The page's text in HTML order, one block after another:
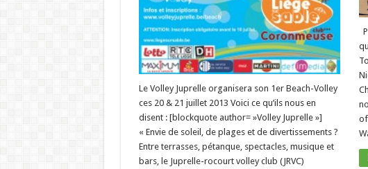
Le Volley Juprelle organisera son 1er Beach-Volley
ces 20 & 21 juillet 2013 Voici ce qu’ils nous en
disent : [blockquote author= »Volley Juprelle »]
« Envie de soleil, de plages et de divertissements ?
Entre terrasses, pétanque, spectacles, musique et
bars, le Juprelle-rocourt volley club (JRVC)